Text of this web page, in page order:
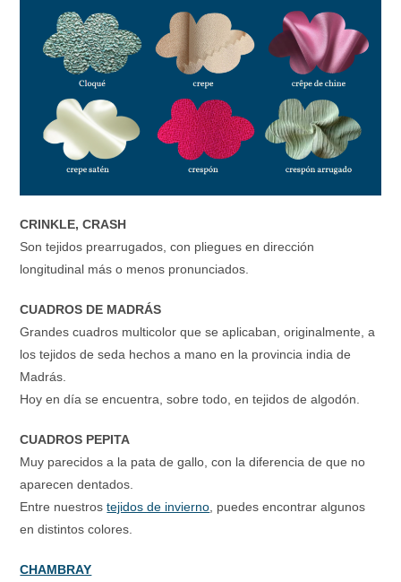
CRINKLE, CRASH
Son tejidos prearrugados, con pliegues en dirección
longitudinal más o menos pronunciados.
CUADROS DE MADRÁS
Grandes cuadros multicolor que se aplicaban, originalmente, a
los tejidos de seda hechos a mano en la provincia india de
Madrás.
Hoy en día se encuentra, sobre todo, en tejidos de algodón.
CUADROS PEPITA
Muy parecidos a la pata de gallo, con la diferencia de que no
aparecen dentados.
Entre nuestrostejidos de invierno , puedes encontrar algunos
en distintos colores.
CHAMBRAY